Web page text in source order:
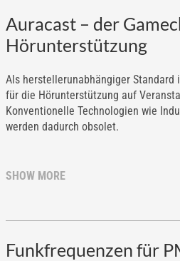
Auracast – der
Hörunterstützung
Als herstellerunabhängiger
für die Hörunterstützung auf
Konventionelle Technologien wie
werden dadurch obsolet.
SHOW MORE
Funkfrequenzen für